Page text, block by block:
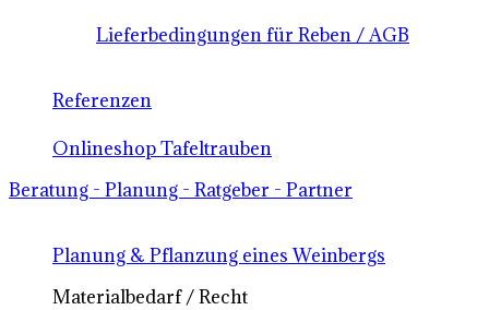
Lieferbedingungen für Reben / AGB
Referenzen
Onlineshop Tafeltrauben
Beratung - Planung - Ratgeber - Partner
Planung & Pflanzung eines Weinbergs
Materialbedarf / Recht